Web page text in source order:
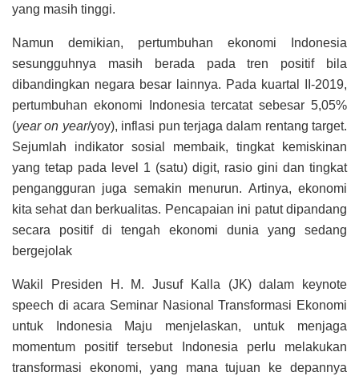
yang masih tinggi.
Namun demikian, pertumbuhan ekonomi Indonesia
sesungguhnya masih berada pada tren positif bila
dibandingkan negara besar lainnya. Pada kuartal II-2019,
pertumbuhan ekonomi Indonesia tercatat sebesar 5,05%
(year on year/yoy), inflasi pun terjaga dalam rentang target.
Sejumlah indikator sosial membaik, tingkat kemiskinan
yang tetap pada level 1 (satu) digit, rasio gini dan tingkat
pengangguran juga semakin menurun. Artinya, ekonomi
kita sehat dan berkualitas. Pencapaian ini patut dipandang
secara positif di tengah ekonomi dunia yang sedang
bergejolak
Wakil Presiden H. M. Jusuf Kalla (JK) dalam keynote
speech di acara Seminar Nasional Transformasi Ekonomi
untuk Indonesia Maju menjelaskan, untuk menjaga
momentum positif tersebut Indonesia perlu melakukan
transformasi ekonomi, yang mana tujuan ke depannya